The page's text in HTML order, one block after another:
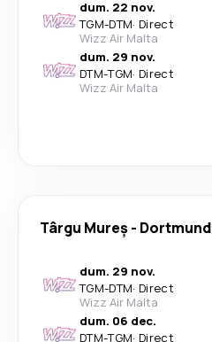
dum. 22 nov.
TGM-DTM· Direct
Wizz Air Malta
dum. 29 nov.
DTM-TGM· Direct
Wizz Air Malta
Târgu Mureș - Dortmund
dum. 29 nov.
TGM-DTM· Direct
Wizz Air Malta
dum. 06 dec.
DTM-TGM· Direct